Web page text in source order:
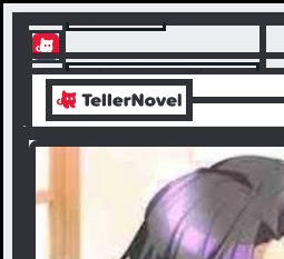
テラーノベル
アプリでサクサク楽しめる